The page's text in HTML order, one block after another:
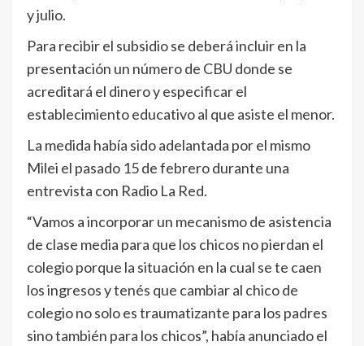
y julio.
Para recibir el subsidio se deberá incluir en la
presentación un número de CBU donde se
acreditará el dinero y especificar el
establecimiento educativo al que asiste el menor.
La medida había sido adelantada por el mismo
Milei el pasado 15 de febrero durante una
entrevista con Radio La Red.
“Vamos a incorporar un mecanismo de asistencia
de clase media para que los chicos no pierdan el
colegio porque la situación en la cual se te caen
los ingresos y tenés que cambiar al chico de
colegio no solo es traumatizante para los padres
sino también para los chicos”, había anunciado el